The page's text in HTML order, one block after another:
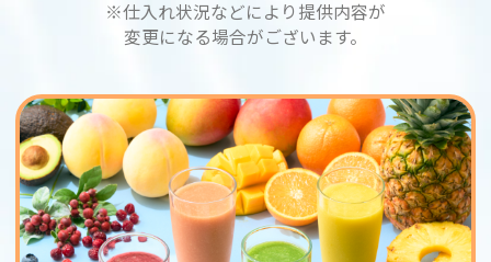
※仕入れ状況などにより提供内容が
変更になる場合がございます。